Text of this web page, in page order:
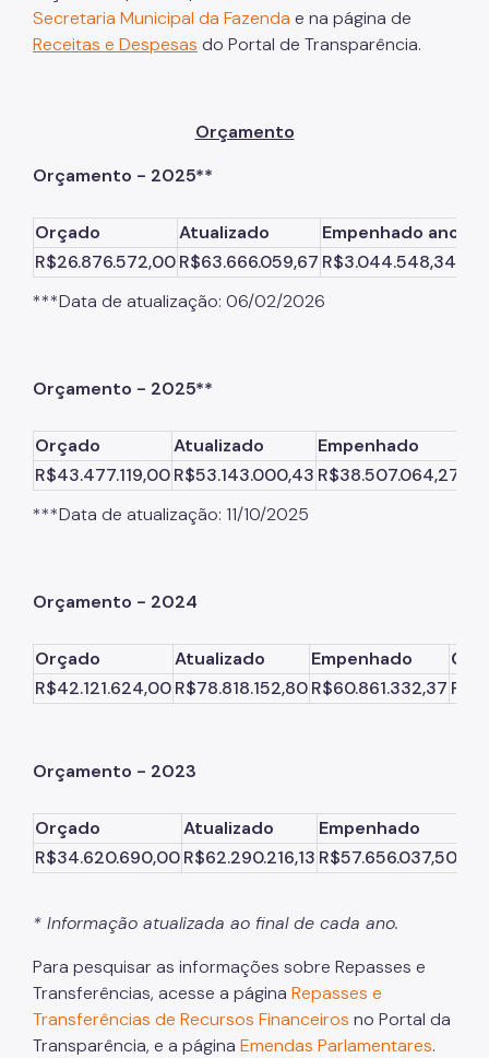
Secretaria Municipal da Fazenda e na página de
Receitas e Despesas do Portal de Transparência.
Orçamento
Orçamento - 2025**
Orçado Atualizado Empenhado ano
R$26.876.572,00R$63.666.059,67 R$3.044.548,34
***Data de atualização: 06/02/2026
Orçamento - 2025**
Orçado Atualizado Empenhado
R$43.477.119,00R$53.143.000,43 R$38.507.064,27
***Data de atualização: 11/10/2025
Orçamento - 2024
Orçado Atualizado Empenhado
R$42.121.624,00R$78.818.152,80R$60.861.332,37
Orçamento - 2023
Orçado Atualizado Empenhado
R$34.620.690,00R$62.290.216,13 R$57.656.037,50
* Informação atualizada ao final de cada ano.
Para pesquisar as informações sobre Repasses e
Transferências, acesse a página Repasses e
Transferências de Recursos Financeiros no Portal da
Transparência, e a página Emendas Parlamentares.